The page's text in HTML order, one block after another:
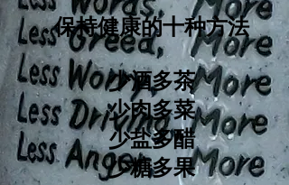
保持健康的十种方法
少酒多茶
少肉多菜
少盐多醋
少糖多果